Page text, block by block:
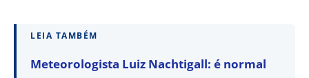
LEIA TAMBÉM
Meteorologista Luiz Nachtigall: é normal